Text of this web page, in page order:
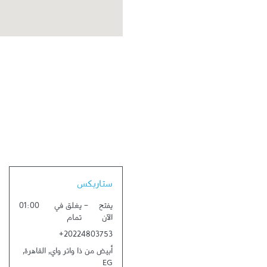
ستاربكس
يفتح
الآن
- يغلق في
تمام
01:00
+20224803753
أبيض من ذا واتر واي, القاهرة,